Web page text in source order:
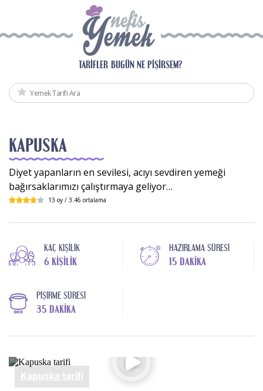
TARIFLER BUGÜN NE PIŞIRSEM?
KAPUSKA
Diyet yapanların en sevilesi, acıyı sevdiren yemeği
bağırsaklarımızı çalıştırmaya geliyor…
13 oy / 3.46 ortalama
KAÇ KIŞILIK
6 KIŞILIK
HAZIRLAMA SÜRESI
15 DAKIKA
PIŞIRME SÜRESI
35 DAKIKA